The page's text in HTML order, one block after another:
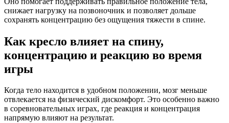
снижает нагрузку на позвоночник и позволяет дольше
сохранять концентрацию без ощущения тяжести в спине.
Как кресло влияет на спину,
концентрацию и реакцию во время
игры
Когда тело находится в удобном положении, мозг меньше
отвлекается на физический дискомфорт. Это особенно важно
в соревновательных играх, где реакция и концентрация
напрямую влияют на результат.